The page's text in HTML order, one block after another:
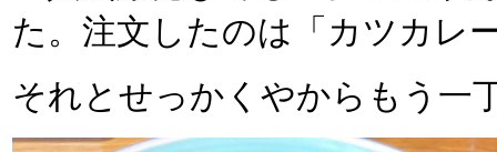
た。注文したのは「カツカレ
それとせっかくやからもう一